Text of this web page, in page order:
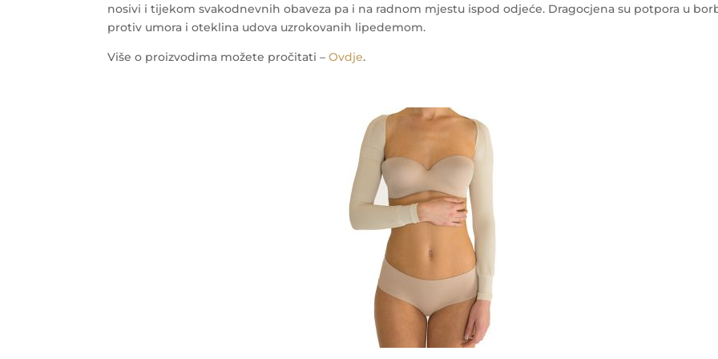
nosivi i tijekom svakodnevnih obaveza pa i na radnom mjestu ispod odjeće. Dragocjena su potpora u
protiv umora i oteklina udova uzrokovanih lipedemom.
Više o proizvodima možete pročitati –Ovdje.